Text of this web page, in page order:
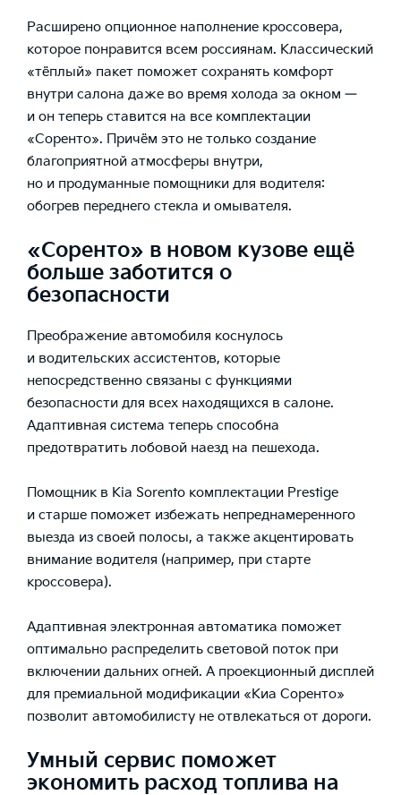
Расширено опционное наполнение кроссовера,
которое понравится всем россиянам. Классический
«тёплый» пакет поможет сохранять комфорт
внутри салона даже во время холода за окном —
и он теперь ставится на все комплектации
«Соренто». Причём это не только создание
благоприятной атмосферы внутри,
но и продуманные помощники для водителя:
обогрев переднего стекла и омывателя.
«Соренто» в новом кузове ещё
больше заботится о
безопасности
Преображение автомобиля коснулось
и водительских ассистентов, которые
непосредственно связаны с функциями
безопасности для всех находящихся в салоне.
Адаптивная система теперь способна
предотвратить лобовой наезд на пешехода.
Помощник в Kia Sorento комплектации Prestige
и старше поможет избежать непреднамеренного
выезда из своей полосы, а также акцентировать
внимание водителя (например, при старте
кроссовера).
Адаптивная электронная автоматика поможет
оптимально распределить световой поток при
включении дальних огней. А проекционный дисплей
для премиальной модификации «Киа Соренто»
позволит автомобилисту не отвлекаться от дороги.
Умный сервис поможет
экономить расход топлива на